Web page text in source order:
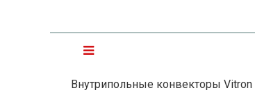
Внутрипольные конвекторы Vitron